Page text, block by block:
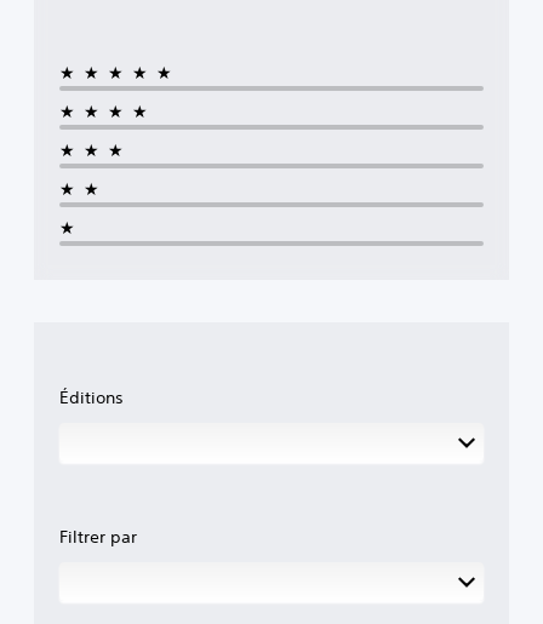
★★★★★
★★★★
★★★
★★
★
Éditions
Filtrer par